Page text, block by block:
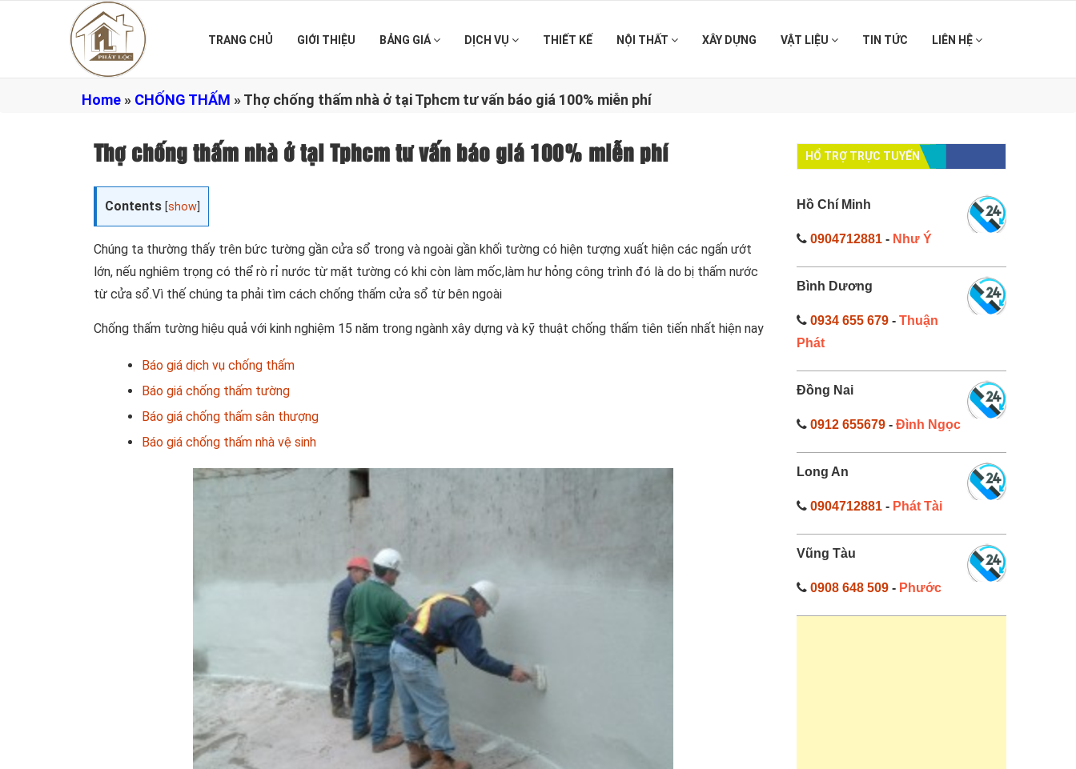
TRANG CHỦ GIỚI THIỆU BẢNG GIÁ DỊCH VỤ THIẾT KẾ NỘI THẤT XÂY DỰNG VẬT LIỆU TIN TỨC LIÊN HỆ
Home » CHỐNG THẤM »Thợ chống thấm nhà ở tại Tphcm tư vấn báo giá 100% miễn phí
Thợ chống thấm nhà ở tại Tphcm tư vấn báo giá 100% miễn phí
Contents [show
Chúng ta thường thấy trên bức tường gần cửa sổ trong và ngoài gần khối tường có hiện tượng xuất hiện các ngấn ướt
lớn, nếu nghiêm trọng có thể rò rỉ nước từ mặt tường có khi còn làm mốc,làm hư hỏng công trình đó là do bị thấm nước
từ cửa sổ.Vì thế chúng ta phải tìm cách chống thấm cửa sổ từ bên ngoài
Chống thấm tường hiệu quả với kinh nghiệm 15 năm trong ngành xây dựng và kỹ thuật chống thấm tiên tiến nhất hiện nay
Báo giá dịch vụ chống thấm
Báo giá chống thấm tường
Báo giá chống thấm sân thượng
Báo giá chống thấm nhà vệ sinh
HỔ TRỢ TRỰC TUYẾN
Hồ Chí Minh
0904712881- Như Ý
Bình Dương
0934 655 679- Thuận
Phát
Đồng Nai
0912 655679- Đình Ngọc
Long An
0904712881- Phát Tài
Vũng Tàu
0908 648 509- Phước